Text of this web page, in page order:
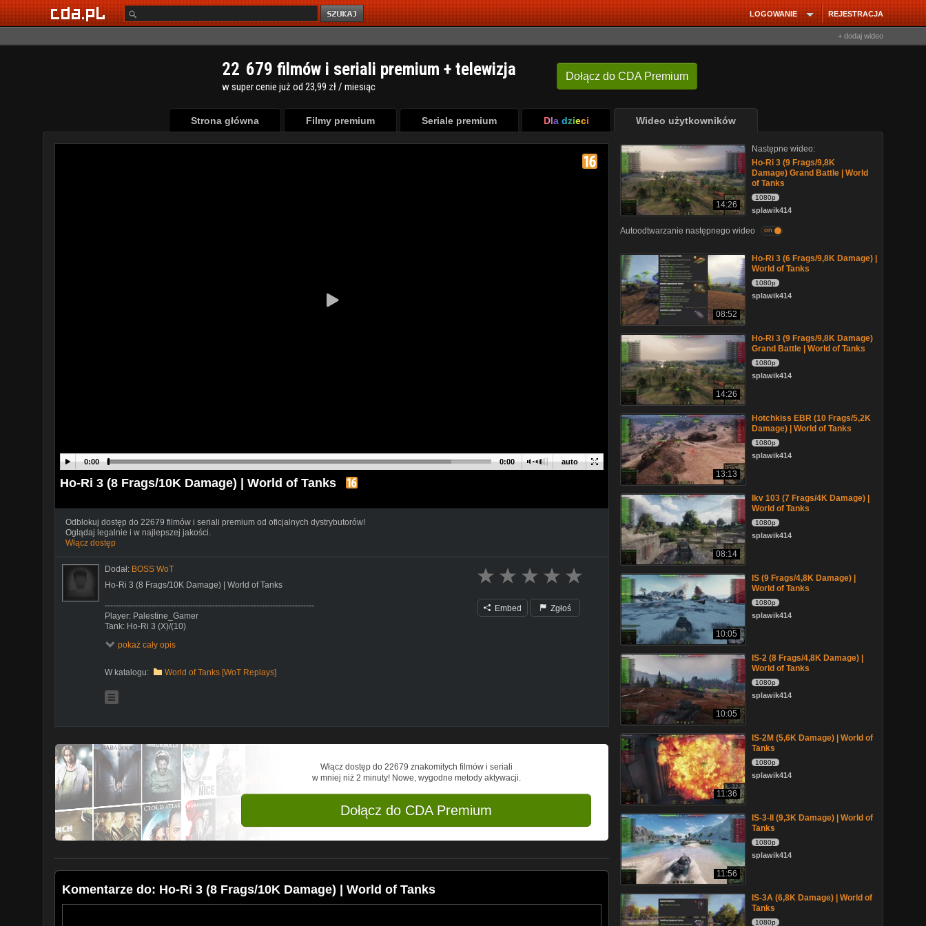
REJESTRACJA
LOGOWANIE
+ dodaj wideo
Dołącz do CDA Premium
22 679 filmów i seriali premium + telewizja
w super cenie już od 23,99 zł / miesiąc
Strona główna Filmy premium Seriale premium Dla dzieci Wideo użytkowników
auto
0:00 0:00
Ho-Ri 3 (8 Frags/10K Damage) | World of Tanks
Odblokuj dostęp do 22679 filmów i seriali premium od oficjalnych dystrybutorów!
Oglądaj legalnie i w najlepszej jakości.
Włącz dostęp
Dodał: BOSS WoT
Ho-Ri 3 (8 Frags/10K Damage) | World of Tanks
----------------------------------------------------------------------------
Player: Palestine_Gamer
Tank: Ho-Ri 3 (X)/(10)
----------------------------------------------------------------------------
-
-
-
#WoT #WorldofTanks #WoTReplays #BOSS #BOSSWoT
*Version:1.25.0
pokaż cały opis
W katalogu: World of Tanks [WoT Replays]
Embed Zgłoś
Włącz dostęp do 22679 znakomitych filmów i seriali
w mniej niż 2 minuty! Nowe, wygodne metody aktywacji.
Dołącz do CDA Premium
Komentarze do: Ho-Ri 3 (8 Frags/10K Damage) | World of Tanks
14:26
Następne wideo:
Ho-Ri 3 (9 Frags/9,8K
Damage) Grand Battle | World
of Tanks
1080p
splawik414
Autoodtwarzanie następnego wideo on
08:52
Ho-Ri 3 (6 Frags/9,8K Damage) |
World of Tanks
1080p
splawik414
14:26
Ho-Ri 3 (9 Frags/9,8K Damage)
Grand Battle | World of Tanks
1080p
splawik414
13:13
Hotchkiss EBR (10 Frags/5,2K
Damage) | World of Tanks
1080p
splawik414
08:14
Ikv 103 (7 Frags/4K Damage) |
World of Tanks
1080p
splawik414
10:05
IS (9 Frags/4,8K Damage) |
World of Tanks
1080p
splawik414
10:05
IS-2 (8 Frags/4,8K Damage) |
World of Tanks
1080p
splawik414
11:36
IS-2M (5,6K Damage) | World of
Tanks
1080p
splawik414
11:56
IS-3-II (9,3K Damage) | World of
Tanks
1080p
splawik414
IS-3A (6,8K Damage) | World of
Tanks
1080p